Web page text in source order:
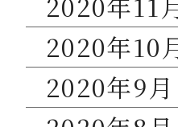
2020年10
2020年9月